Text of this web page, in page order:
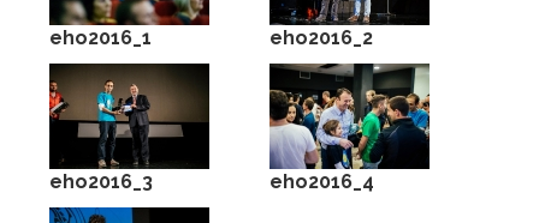
eho2016_1 eho2016_2
eho2016_3 eho2016_4